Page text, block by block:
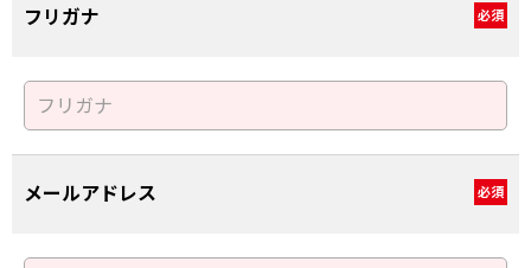
フリガナ 必須
メールアドレス 必須